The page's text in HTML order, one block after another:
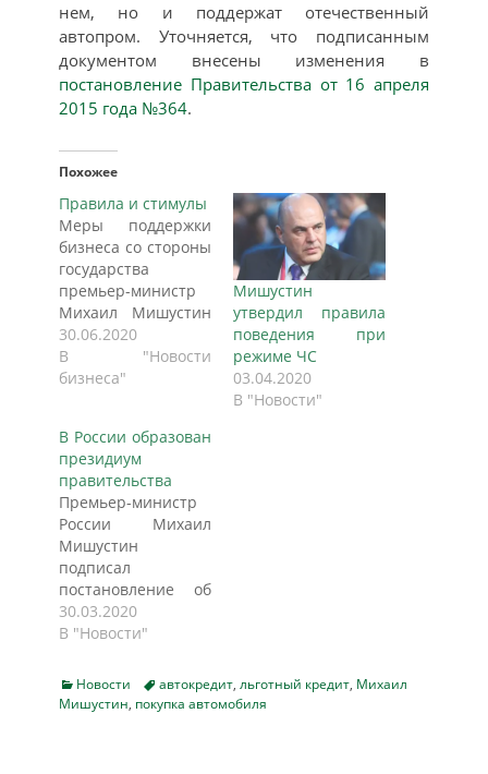
нем, но и поддержат отечественный
автопром. Уточняется, что подписанным
документом внесены изменения в
постановление Правительства от 16 апреля
2015 года №364.
Похожее
Правила и стимулы
Меры поддержки
бизнеса со стороны
государства
премьер-министр
Михаил Мишустин
обсудил с
Уполномоченным
при президенте РФ
Борисом Титовым,
пишет РГ.
Считаные дни
остаются у
кабинета
министров, чтобы
завершить
доработку
общенационального
плана действий по
деловой жизни,
восстановлению
30.06.2020
В "Новости
бизнеса"
Мишустин
утвердил правила
поведения при
режиме ЧС
03.04.2020
В "Новости"
В России образован
президиум
правительства
Премьер-министр
России Михаил
Мишустин
подписал
постановление об
образовании
президиума
Об этом говорится
в сообщении пресс-
30.03.2020
В "Новости"
Categories
Новости Tagsавтокредит, льготный кредит, Михаил
Мишустин, покупка автомобиля